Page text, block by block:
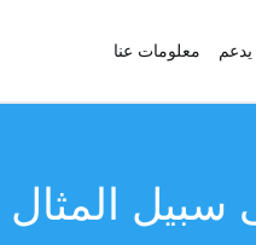
يدعم معلومات عنا